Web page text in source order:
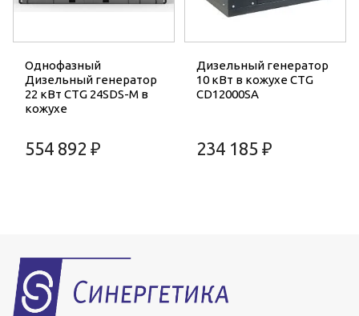
Однофазный
Дизельный генератор
22 кВт CTG 24SDS-M в
кожухе
554 892 ₽
Дизельный генератор
10 кВт в кожухе CTG
CD12000SA
234 185 ₽